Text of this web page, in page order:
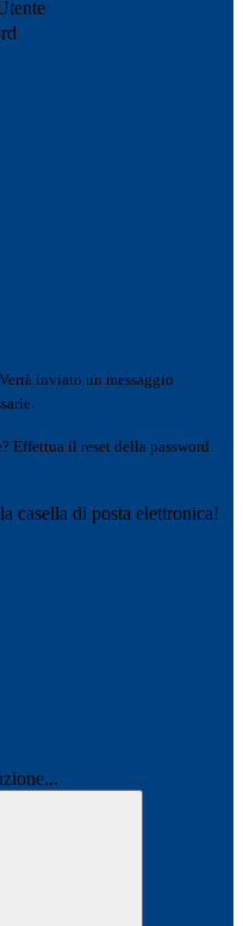
Verrà inviato un messaggio
Effettua il reset della password
casella di posta elettronica!